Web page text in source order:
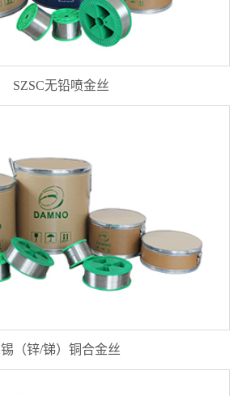
SZSC无铅喷金丝
锡（锌/锑）铜合金丝